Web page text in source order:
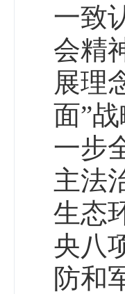
一致
会精
展理
面”
一步
主法
生态
央八
防和